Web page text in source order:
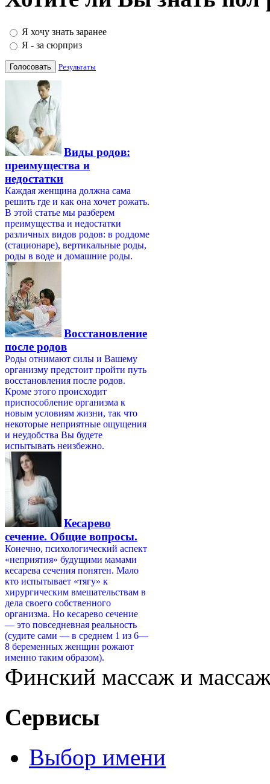
Я хочу знать заранее
Я - за сюрприз
Результаты
Виды родов:
преимущества и
недостатки
Каждая женщина должна сама
решить где и как она хочет рожать.
В этой статье мы разберем
преимущества и недостатки
различных видов родов: в роддоме
(стационаре), вертикальные роды,
роды в воде и домашние роды.
Восстановление
после родов
Роды отнимают силы и Вашему
организму предстоит пройти путь
восстановления после родов.
Кроме этого происходит
приспособление организма к
новым условиям жизни, так что
некоторые неприятные ощущения
и неудобства Вы будете
испытывать неизбежно.
Кесарево
сечение. Общие вопросы.
Конечно, психологический аспект
«неприятия» будущими мамами
кесарева сечения понятен. Мало
кто испытывает «тягу» к
хирургическим вмешательствам в
дела своего собственного
организма. Но кесарево сечение
— это повседневная реальность
(судите сами — в среднем 1 из 6—
8 беременных женщин рожают
именно таким образом).
Финский массаж и
Сервисы
Выбор имени